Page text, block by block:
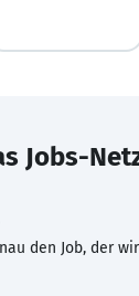
Jobs-
den Job, der